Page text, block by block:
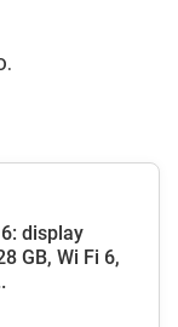
display
GB, Wi Fi 6,